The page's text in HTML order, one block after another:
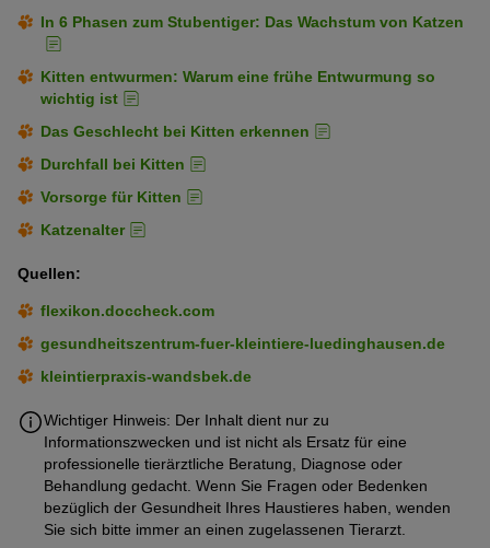
In 6 Phasen zum Stubentiger: Das Wachstum von Katzen
Kitten entwurmen: Warum eine frühe Entwurmung so
wichtig ist
Das Geschlecht bei Kitten erkennen
Durchfall bei Kitten
Vorsorge für Kitten
Katzenalter
Quellen:
flexikon.doccheck.com
gesundheitszentrum-fuer-kleintiere-luedinghausen.de
kleintierpraxis-wandsbek.de
Wichtiger Hinweis: Der Inhalt dient nur zu
Informationszwecken und ist nicht als Ersatz für eine
professionelle tierärztliche Beratung, Diagnose oder
Behandlung gedacht. Wenn Sie Fragen oder Bedenken
bezüglich der Gesundheit Ihres Haustieres haben, wenden
Sie sich bitte immer an einen zugelassenen Tierarzt.